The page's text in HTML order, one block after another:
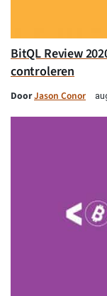
BitQL Review
controleren
DoorJason Conor